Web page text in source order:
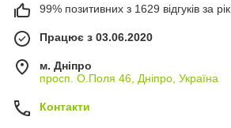
99% позитивних з 1629 відгуків за рік
Працює з 03.06.2020
м. Дніпро
просп. О.Поля 46, Дніпро, Україна
Контакти